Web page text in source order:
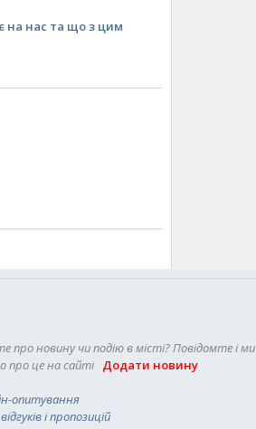
на нас та що з цим
про новину чи подію в місті? Повідомте і ми
про це на сайті Додати новину
опитування
і пропозицій